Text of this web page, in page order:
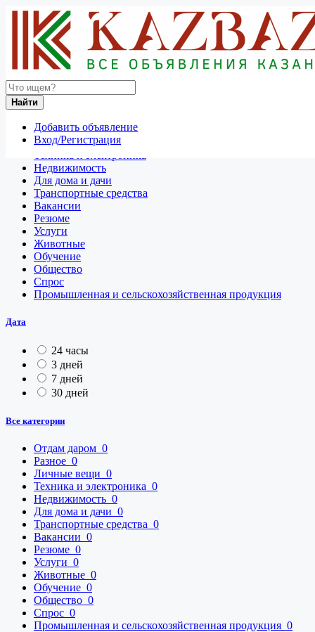
Найти
Добавить объявление
Вход/Регистрация
Россия
Разное
Личные вещи
Недвижимость
Для дома и дачи
Транспортные средства
Вакансии
Резюме
Услуги
Животные
Обучение
Общество
Спрос
Промышленная и сельскохозяйственная продукция
Дата
24 часы
3 дней
7 дней
30 дней
Все категории
Отдам даром 0
Разное 0
Личные вещи 0
Техника и электроника 0
Недвижимость 0
Для дома и дачи 0
Транспортные средства 0
Вакансии 0
Резюме 0
Услуги 0
Животные 0
Обучение 0
Общество 0
Спрос 0
Промышленная и сельскохозяйственная продукция 0